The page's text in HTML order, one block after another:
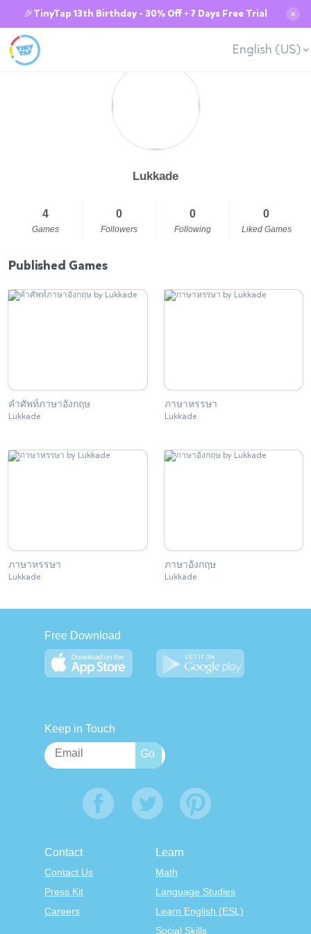
🎉TinyTap 13th Birthday - 30% Off + 7 Days Free Trial ✕
English (US)
Lukkade
4
Games
0
Followers
0
Following
0
Liked Games
Published Games
คำศัพท์ภาษาอังกฤษ
Lukkade
ภาษาหรรษา
Lukkade
ภาษาหรรษา
Lukkade
ภาษาอังกฤษ
Lukkade
Free Download
Keep in Touch
Contact
Contact Us
Press Kit
Careers
Learn
Math
Language Studies
Learn English (ESL)
Social Skills